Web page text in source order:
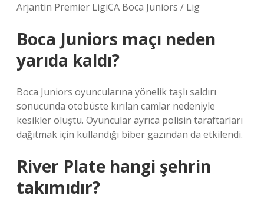
Arjantin Premier LigiCA Boca Juniors / Lig
Boca Juniors maçı neden
yarıda kaldı?
Boca Juniors oyuncularına yönelik taşlı saldırı
sonucunda otobüste kırılan camlar nedeniyle
kesikler oluştu. Oyuncular ayrıca polisin taraftarları
dağıtmak için kullandığı biber gazından da etkilendi.
River Plate hangi şehrin
takımıdır?